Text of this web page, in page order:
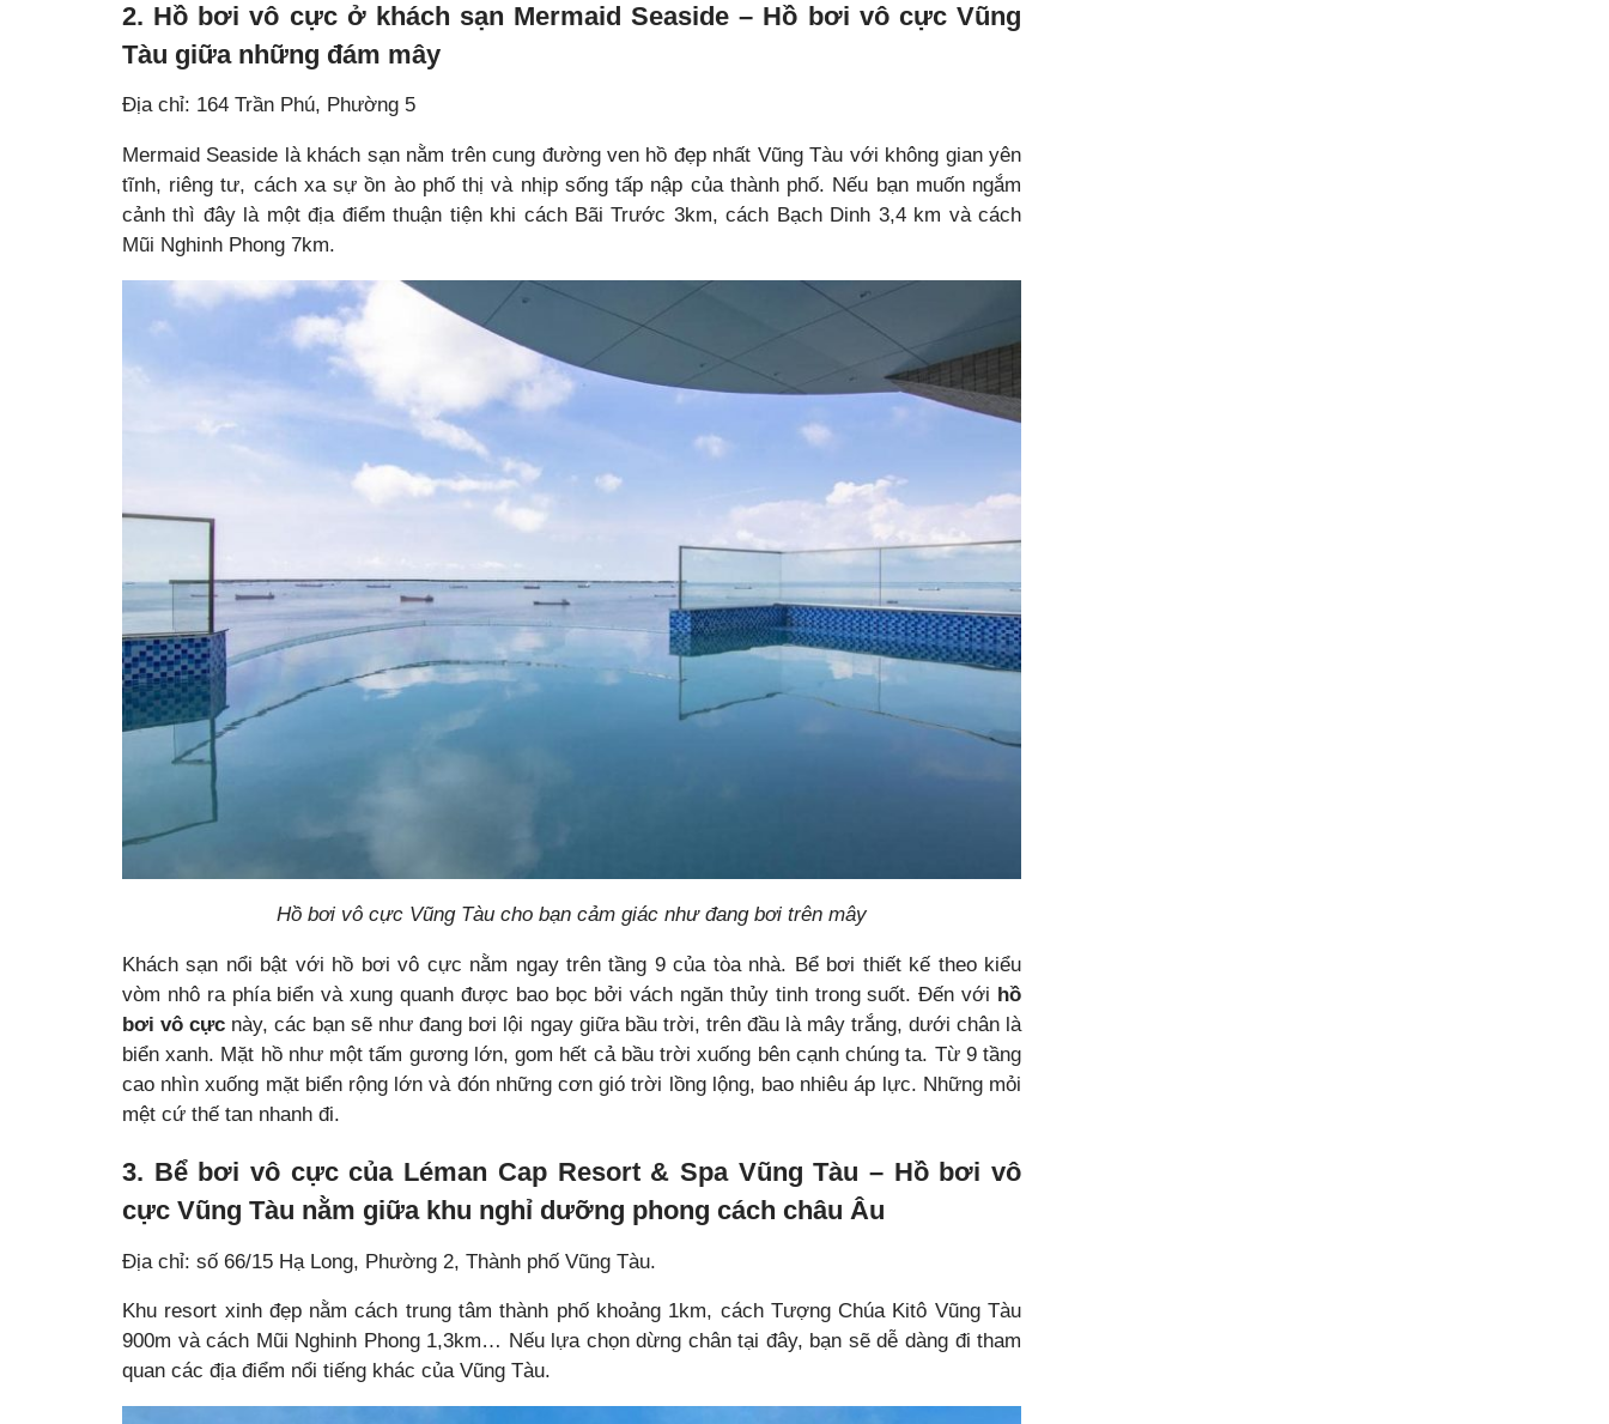
2. Hồ bơi vô cực ở khách sạn Mermaid Seaside – Hồ bơi vô cực Vũng
Tàu giữa những đám mây
Địa chỉ: 164 Trần Phú, Phường 5
Mermaid Seaside là khách sạn nằm trên cung đường ven hồ đẹp nhất Vũng Tàu với không gian yên
tĩnh, riêng tư, cách xa sự ồn ào phố thị và nhịp sống tấp nập của thành phố. Nếu bạn muốn ngắm
cảnh thì đây là một địa điểm thuận tiện khi cách Bãi Trước 3km, cách Bạch Dinh 3,4 km và cách
Mũi Nghinh Phong 7km.
Hồ bơi vô cực Vũng Tàu cho bạn cảm giác như đang bơi trên mây
Khách sạn nổi bật với hồ bơi vô cực nằm ngay trên tầng 9 của tòa nhà. Bể bơi thiết kế theo kiểu
vòm nhô ra phía biển và xung quanh được bao bọc bởi vách ngăn thủy tinh trong suốt. Đến với hồ
bơi vô cực này, các bạn sẽ như đang bơi lội ngay giữa bầu trời, trên đầu là mây trắng, dưới chân là
biển xanh. Mặt hồ như một tấm gương lớn, gom hết cả bầu trời xuống bên cạnh chúng ta. Từ 9 tầng
cao nhìn xuống mặt biển rộng lớn và đón những cơn gió trời lồng lộng, bao nhiêu áp lực. Những mỏi
mệt cứ thế tan nhanh đi.
3. Bể bơi vô cực của Léman Cap Resort & Spa Vũng Tàu – Hồ bơi vô
cực Vũng Tàu nằm giữa khu nghỉ dưỡng phong cách châu Âu
Địa chỉ: số 66/15 Hạ Long, Phường 2, Thành phố Vũng Tàu.
Khu resort xinh đẹp nằm cách trung tâm thành phố khoảng 1km, cách Tượng Chúa Kitô Vũng Tàu
900m và cách Mũi Nghinh Phong 1,3km… Nếu lựa chọn dừng chân tại đây, bạn sẽ dễ dàng đi tham
quan các địa điểm nổi tiếng khác của Vũng Tàu.